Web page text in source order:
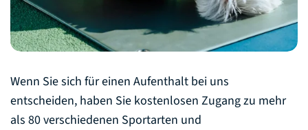
Wenn Sie sich für einen Aufenthalt bei uns
entscheiden, haben Sie kostenlosen Zugang zu mehr
als 80 verschiedenen Sportarten und